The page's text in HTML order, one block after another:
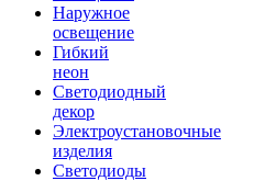
Наружное
освещение
Гибкий
неон
Светодиодный
декор
Электроустановочные
изделия
Светодиоды